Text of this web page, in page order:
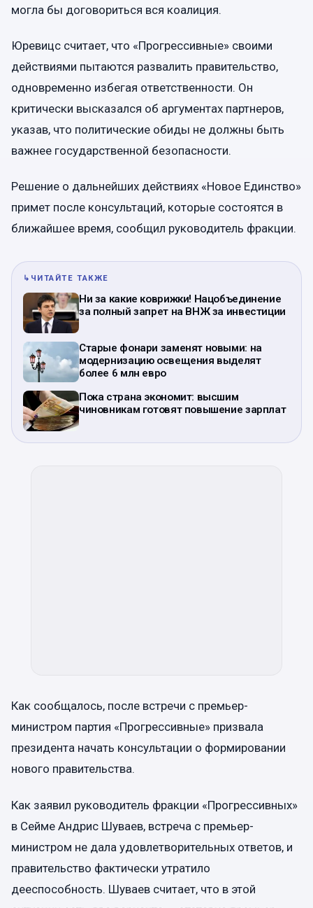
могла бы договориться вся коалиция.
Юревицс считает, что «Прогрессивные» своими
действиями пытаются развалить правительство,
одновременно избегая ответственности. Он
критически высказался об аргументах партнеров,
указав, что политические обиды не должны быть
важнее государственной безопасности.
Решение о дальнейших действиях «Новое Единство»
примет после консультаций, которые состоятся в
ближайшее время, сообщил руководитель фракции.
↳ ЧИТАЙТЕ ТАКЖЕ
Ни за какие коврижки! Нацобъединение
за полный запрет на ВНЖ за инвестиции
Старые фонари заменят новыми: на
модернизацию освещения выделят
более 6 млн евро
Пока страна экономит: высшим
чиновникам готовят повышение зарплат
Как сообщалось, после встречи с премьер-
министром партия «Прогрессивные» призвала
президента начать консультации о формировании
нового правительства.
Как заявил руководитель фракции «Прогрессивных»
в Сейме Андрис Шуваев, встреча с премьер-
министром не дала удовлетворительных ответов, и
правительство фактически утратило
дееспособность. Шуваев считает, что в этой